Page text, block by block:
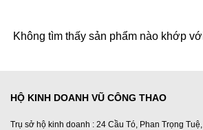
Không tìm thấy sản phẩm nào khớp
HỘ KINH DOANH VŨ CÔNG THAO
Trụ sở hộ kinh doanh : 24 Cầu Tó, Phan Trọng